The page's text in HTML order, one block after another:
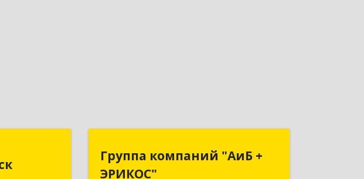
г,
Группа компаний "АиБ +
ЭРИКОС"
Группа компаний "АиБ +
ЭРИКОС"